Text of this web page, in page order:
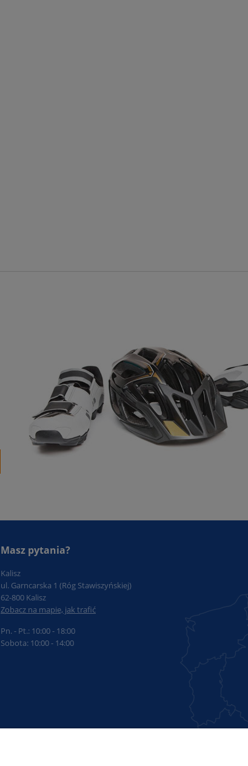
Masz pytania?
Kalisz
ul. Garncarska 1 (Róg Stawiszyńskiej)
62-800 Kalisz
Zobacz na mapie, jak trafić
Pn. - Pt.: 10:00 - 18:00
Sobota: 10:00 - 14:00